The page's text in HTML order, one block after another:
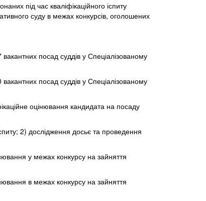
під час кваліфікаційного іспиту
суду в межах конкурсів, оголошених
посад суддів у Спеціалізованому
посад суддів у Спеціалізованому
оцінювання кандидата на посаду
2) дослідження досьє та проведення
у межах конкурсу на зайняття
в межах конкурсу на зайняття